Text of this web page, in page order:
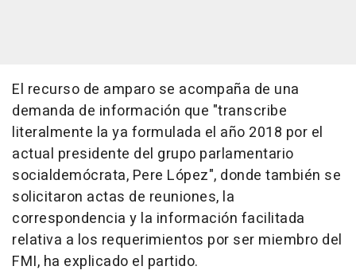
El recurso de amparo se acompaña de una
demanda de información que "transcribe
literalmente la ya formulada el año 2018 por el
actual presidente del grupo parlamentario
socialdemócrata, Pere López", donde también se
solicitaron actas de reuniones, la
correspondencia y la información facilitada
relativa a los requerimientos por ser miembro del
FMI, ha explicado el partido.